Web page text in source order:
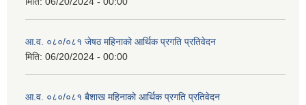
आ.व. ०८०/०८१ जेषठ महिनाको आर्थिक प्रगति प्रतिवेदन
मिति: 06/20/2024 - 00:00
आ.व. ०८०/०८१ बैशाख महिनाको आर्थिक प्रगति प्रतिवेदन